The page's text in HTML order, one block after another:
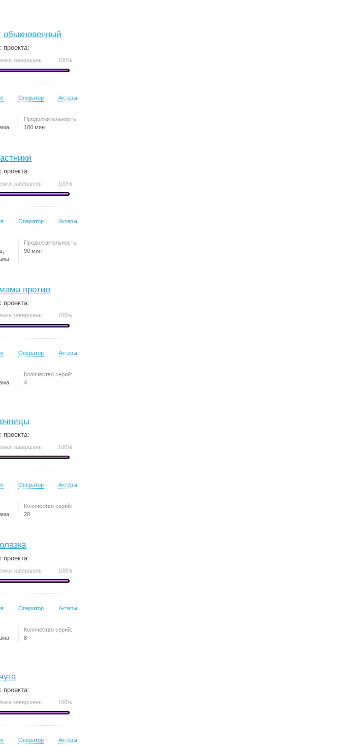
обыкновенный
проекта:
завершены 100%
Оператор Актеры
Продолжительность:
180 мин
проекта:
завершены 100%
Оператор Актеры
Продолжительность:
90 мин
против
проекта:
завершены 100%
Оператор Актеры
Количество серий:
4
проекта:
завершены 100%
Оператор Актеры
Количество серий:
20
проекта:
завершены 100%
Оператор Актеры
Количество серий:
8
проекта:
завершены 100%
Оператор Актеры